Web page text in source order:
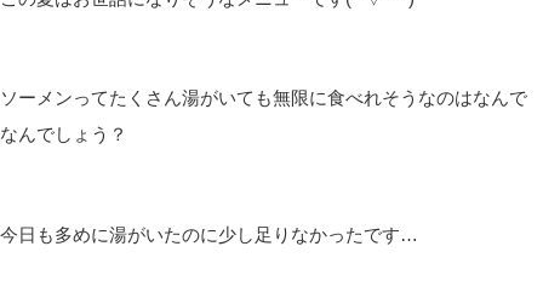
ソーメンってたくさん湯がいても無限に食べれそうなのはなんで
なんでしょう？
今日も多めに湯がいたのに少し足りなかったです…